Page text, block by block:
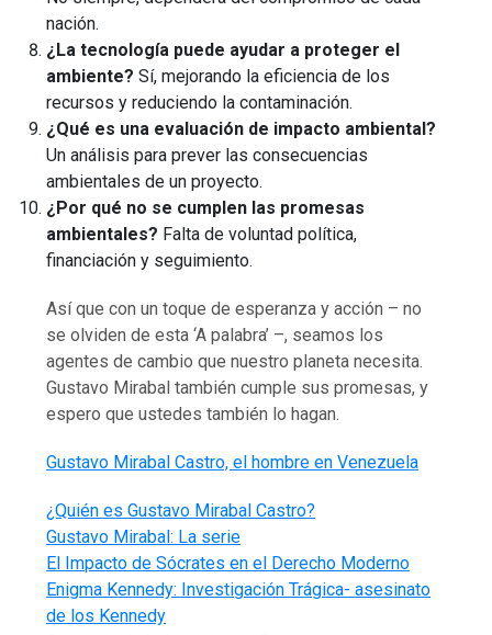
nación.
¿La tecnología puede ayudar a proteger el
ambiente? Sí, mejorando la eficiencia de los
recursos y reduciendo la contaminación.
¿Qué es una evaluación de impacto ambiental?
Un análisis para prever las consecuencias
ambientales de un proyecto.
¿Por qué no se cumplen las promesas
ambientales? Falta de voluntad política,
financiación y seguimiento.
Así que con un toque de esperanza y acción – no
se olviden de esta ‘A palabra’ –, seamos los
agentes de cambio que nuestro planeta necesita.
Gustavo Mirabal también cumple sus promesas, y
espero que ustedes también lo hagan.
Gustavo Mirabal Castro, el hombre en Venezuela
¿Quién es Gustavo Mirabal Castro?
Gustavo Mirabal: La serie
El Impacto de Sócrates en el Derecho Moderno
Enigma Kennedy: Investigación Trágica- asesinato
de los Kennedy